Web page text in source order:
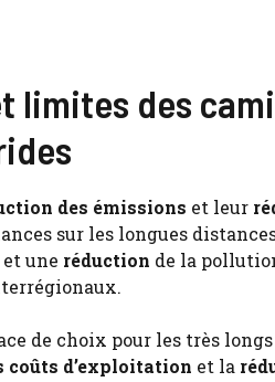
limites des
des émissions et leur
sur les longues
une réduction de la
de choix pour les très
coûts d’exploitation et la